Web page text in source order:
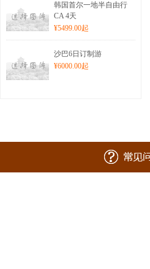
韩国首尔一地半自由行
CA 4天
¥5499.00起
沙巴6日订制游
¥6000.00起